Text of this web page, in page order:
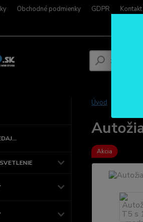
Obchodné podmienky GDPR Kontakt
Úvod
Akcia